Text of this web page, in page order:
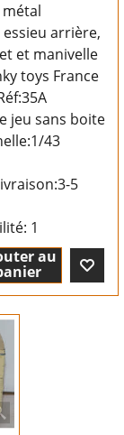
métal
arrière,
et manivelle
toys France
jeu sans boite
43
3-5
: 1
au